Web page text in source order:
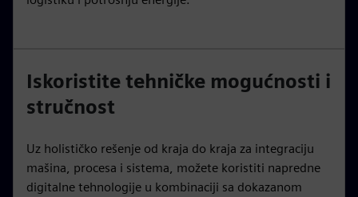
Iskoristite tehničke mogućnosti i
stručnost
Uz holističko rešenje od kraja do kraja za integraciju
mašina, procesa i sistema, možete koristiti napredne
digitalne tehnologije u kombinaciji sa dokazanom